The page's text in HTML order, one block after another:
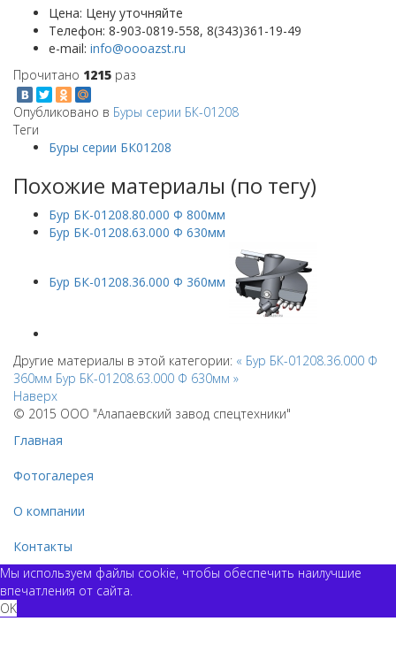
Цена: Цену уточняйте
Телефон: 8-903-0819-558, 8(343)361-19-49
e-mail:
Прочитано 1215 раз
Опубликовано в Буры серии БК-01208
Теги
Буры серии БК01208
Похожие материалы (по тегу)
Бур БК-01208.80.000 Ф 800мм
Бур БК-01208.63.000 Ф 630мм
Бур БК-01208.36.000 Ф 360мм
Другие материалы в этой категории: « Бур БК-01208.36.000 Ф
360мм Бур БК-01208.63.000 Ф 630мм »
Наверх
© 2015 ООО "Алапаевский завод спецтехники"
Главная
Фотогалерея
О компании
Контакты
Мы используем файлы cookie, чтобы обеспечить наилучшие
впечатления от сайта.
OK